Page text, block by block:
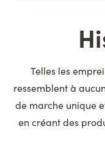
Telles les
ressemblent à
de marche unique
en créant des